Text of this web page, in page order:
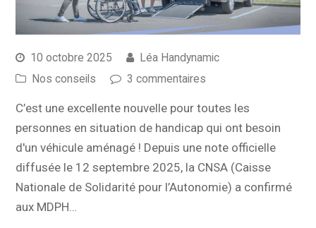
10 octobre 2025
Léa Handynamic
Nos conseils
3 commentaires
C’est une excellente nouvelle pour toutes les
personnes en situation de handicap qui ont besoin
d'un véhicule aménagé ! Depuis une note officielle
diffusée le 12 septembre 2025, la CNSA (Caisse
Nationale de Solidarité pour l’Autonomie) a confirmé
aux MDPH…